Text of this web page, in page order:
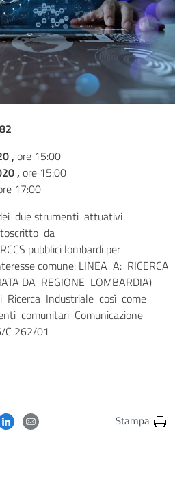
, ore 15:00
, ore 15:00
17:00
due strumenti attuativi
da
pubblici lombardi per
comune: LINEA A: RICERCA
DA REGIONE LOMBARDIA)
Industriale così come
comunitari Comunicazione
262/01
questa pagina su Facebook
questa pagina su Twitter
Condividi questa pagina su Linkedin
Condividi questa pagina via
Stampa